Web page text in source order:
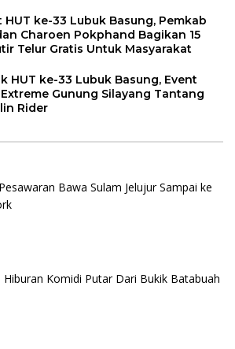
HUT ke-33 Lubuk Basung, Pemkab
Charoen Pokphand Bagikan 15
Telur Gratis Untuk Masyarakat
HUT ke-33 Lubuk Basung, Event
Gunung Silayang Tantang
Rider
Bawa Sulam Jelujur Sampai ke
Hiburan Komidi Putar Dari Bukik Batabuah